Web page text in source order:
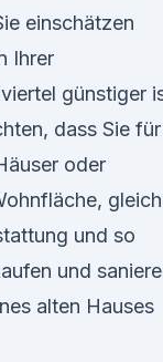
einschätzen
Ihrer
günstiger
dass Sie für
oder
und so
und
alten Hauses